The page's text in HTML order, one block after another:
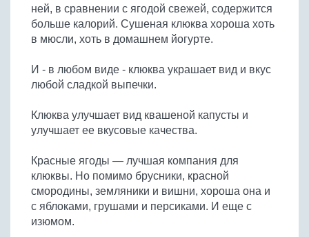
ней, в сравнении с ягодой свежей, содержится
больше калорий. Сушеная клюква хороша хоть
в мюсли, хоть в домашнем йогурте.
И - в любом виде - клюква украшает вид и вкус
любой сладкой выпечки.
Клюква улучшает вид квашеной капусты и
улучшает ее вкусовые качества.
Красные ягоды — лучшая компания для
клюквы. Но помимо брусники, красной
смородины, земляники и вишни, хороша она и
с яблоками, грушами и персиками. И еще с
изюмом.